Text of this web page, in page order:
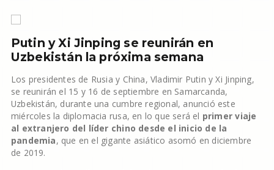
Putin y Xi Jinping se reunirán en
Uzbekistán la próxima semana
Los presidentes de Rusia y China, Vladimir Putin y Xi Jinping,
se reunirán el 15 y 16 de septiembre en Samarcanda,
Uzbekistán, durante una cumbre regional, anunció este
miércoles la diplomacia rusa, en lo que será el primer viaje
al extranjero del líder chino desde el inicio de la
pandemia, que en el gigante asiático asomó en diciembre
de 2019.